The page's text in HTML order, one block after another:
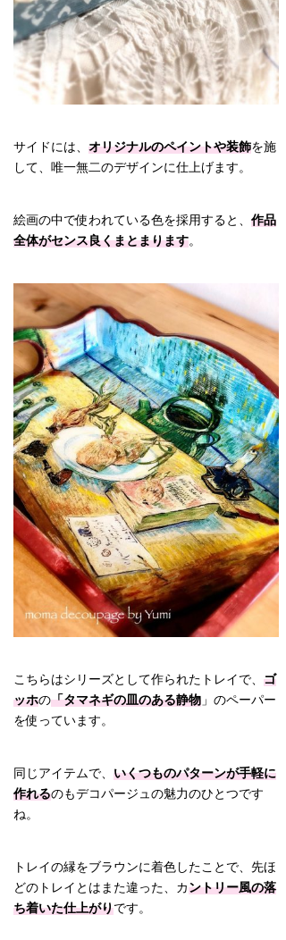
サイドには、オリジナルのペイントや装飾を施
して、唯一無二のデザインに仕上げます。
絵画の中で使われている色を採用すると、作品
全体がセンス良くまとまります。
こちらはシリーズとして作られたトレイで、ゴ
ッホの「タマネギの皿のある静物 」のペーパー
を使っています。
同じアイテムで、いくつものパターンが手軽に
作れるのもデコパージュの魅力のひとつです
ね。
トレイの縁をブラウンに着色したことで、先ほ
どのトレイとはまた違った、カントリー風の落
ち着いた仕上がりです。